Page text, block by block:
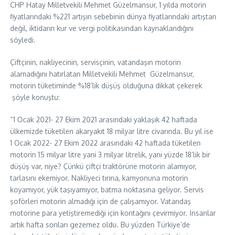
CHP Hatay Milletvekili Mehmet Güzelmansur, 1 yılda motorin
fiyatlarındaki %221 artışın sebebinin dünya fiyatlarındaki artıştan
değil, iktidarın kur ve vergi politikasından kaynaklandığını
söyledi.
Çiftçinin, nakliyecinin, servisçinin, vatandaşın motorin
alamadığını hatırlatan Milletvekili Mehmet Güzelmansur,
motorin tüketiminde %18’lik düşüş olduğuna dikkat çekerek
şöyle konuştu:
“1 Ocak 2021- 27 Ekim 2021 arasındaki yaklaşık 42 haftada
ülkemizde tüketilen akaryakıt 18 milyar litre civarında. Bu yıl ise
1 Ocak 2022- 27 Ekim 2022 arasındaki 42 haftada tüketilen
motorin 15 milyar litre yani 3 milyar litrelik, yani yüzde 18’lik bir
düşüş var, niye? Çünkü çiftçi traktörüne motorin alamıyor,
tarlasını ekemiyor. Nakliyeci tırına, kamyonuna motorin
koyamıyor, yük taşıyamıyor, batma noktasına geliyor. Servis
şoförleri motorin almadığı için de çalışamıyor. Vatandaş
motorine para yetiştiremediği için kontağını çevirmiyor. İnsanlar
artık hafta sonları gezemez oldu. Bu yüzden Türkiye’de